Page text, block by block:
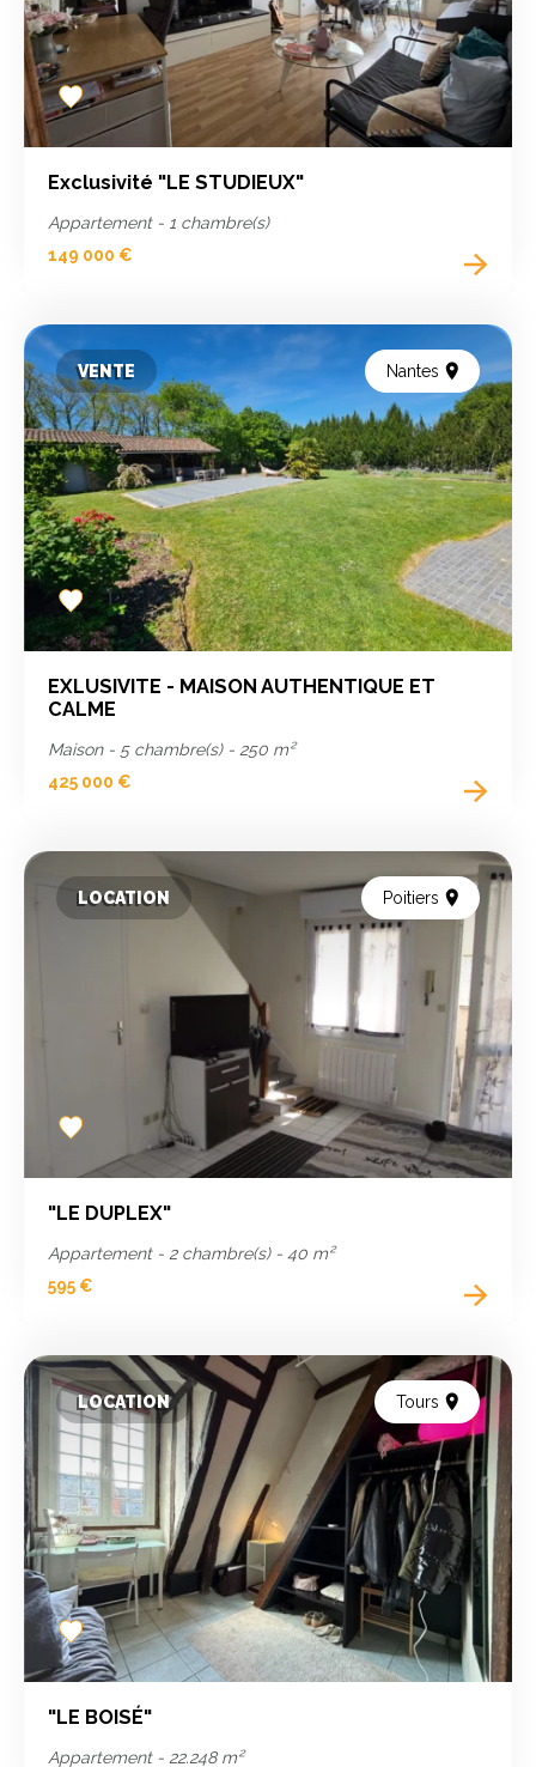
Add
to
favorites
Exclusivité "LE STUDIEUX"
Appartement - 1 chambre(s)
149 000 €
VENTE Nantes
Add
to
favorites
EXLUSIVITE - MAISON AUTHENTIQUE ET
CALME
Maison - 5 chambre(s) - 250 m²
425 000 €
LOCATION Poitiers
Add
to
"LE DUPLEX"
Appartement - 2 chambre(s) - 40 m²
595 €
LOCATION Tours
Add
to
favorites
"LE BOISÉ"
Appartement - 22.248 m²